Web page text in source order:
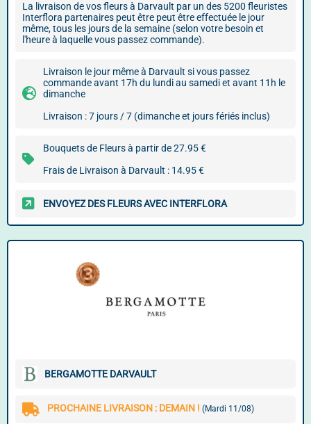
La livraison de vos fleurs à Darvault par un des 5200 fleuristes
Interflora partenaires peut être peut être effectuée le jour
même, tous les jours de la semaine (selon votre besoin et
l'heure à laquelle vous passez commande).
Livraison le jour même à Darvault si vous passez
commande avant 17h du lundi au samedi et avant 11h le
dimanche
Livraison : 7 jours / 7 (dimanche et jours fériés inclus)
Bouquets de Fleurs à partir de 27.95 €
Frais de Livraison à Darvault : 14.95 €
ENVOYEZ DES FLEURS AVEC INTERFLORA
BERGAMOTTE DARVAULT
PROCHAINE LIVRAISON : DEMAIN ! (Mardi 11/08)